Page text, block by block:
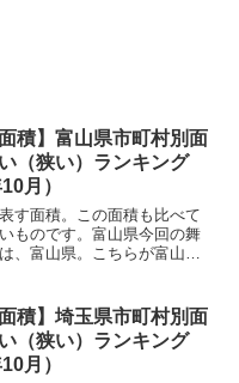
面積】富山県市町村別面
（狭い）ランキング
月）
す面積。この面積も比べて
ものです。富山県今回の舞
、富山県。こちらが富山県
では新潟県、長野県と接し、
県と隣接、南...
面積】埼玉県市町村別面
（狭い）ランキング
月）